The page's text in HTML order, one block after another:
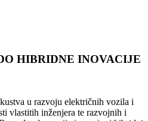
HIBRIDNE INOVACIJE
u razvoju električnih vozila i
vlastitih inženjera te razvojnih i